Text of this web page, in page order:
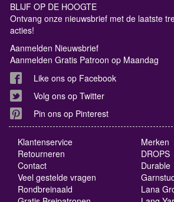
BLIJF OP DE HOOGTE
Ontvang onze nieuwsbrief met de laatste
acties!
Aanmelden Nieuwsbrief
Aanmelden Gratis Patroon op Maandag
Like ons op Facebook
Volg ons op Twitter
Pin ons op Pinterest
Klantenservice
Retourneren
Contact
Veel gestelde vragen
Rondbreinaald
Merken
DROPS
Durable
Lana